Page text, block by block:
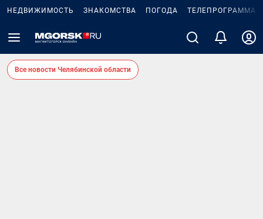
НЕДВИЖИМОСТЬ ЗНАКОМСТВА ПОГОДА ТЕЛЕПРОГРАММА
Все новости Челябинской области